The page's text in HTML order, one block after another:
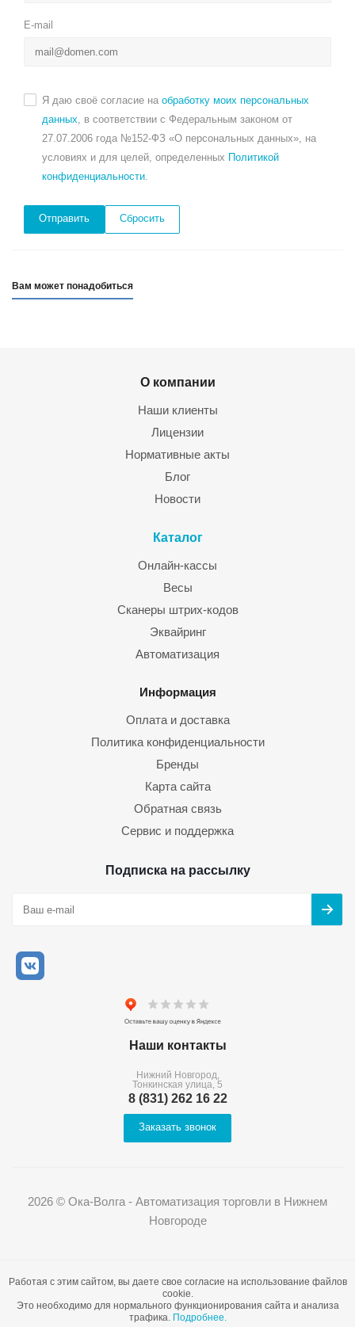
E-mail
Я даю своё согласие на обработку моих персональных
данных, в соответствии с Федеральным законом от
27.07.2006 года №152-ФЗ «О персональных данных», на
условиях и для целей, определенных Политикой
конфиденциальности.
Сбросить
Вам может понадобиться
О компании
Наши клиенты
Лицензии
Нормативные акты
Блог
Новости
Каталог
Онлайн-кассы
Весы
Сканеры штрих-кодов
Эквайринг
Автоматизация
Информация
Оплата и доставка
Политика конфиденциальности
Бренды
Карта сайта
Обратная связь
Сервис и поддержка
Подписка на рассылку
Наши контакты
Нижний Новгород,
Тонкинская улица, 5
8 (831) 262 16 22
Заказать звонок
2026 © Ока-Волга - Автоматизация торговли в Нижнем
Новгороде
Работая с этим сайтом, вы даете свое согласие на использование файлов
cookie.
Это необходимо для нормального функционирования сайта и анализа
трафика. Подробнее.